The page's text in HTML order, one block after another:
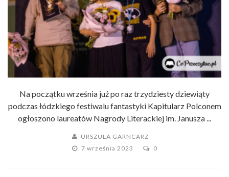
Na początku września już po raz trzydziesty dziewiąty
podczas łódzkiego festiwalu fantastyki Kapitularz Polconem
ogłoszono laureatów Nagrody Literackiej im. Janusza ...
URSZULA GARNCARZ
7 września 2023
0